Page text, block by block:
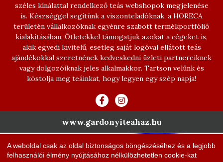
széles kínálattal rendelkező teás webshopok megjelenése
is. Készséggel segítünk a viszonteladóknak, a HORECA
területén vállalkozóknak egyénre szabott termékportfólió
kialakításában. Ötletekkel támogatjuk azokat a cégeket is,
akik egyedi kivitelű, esetleg saját logóval ellátott teás
ajándékokkal szeretnének kedveskedni üzleti partnereiknek
vagy dolgozóiknak jeles alkalmakkor. Tartson velünk és
kóstolja meg teáinkat, hogy legyen egy szép napja!
www.gardonyiteahaz.hu
A weboldal csak az oldal biztonságos böngészéséhez és a legjobb
felhasználói élmény nyújtásához nélkülözhetetlen cookie-kat